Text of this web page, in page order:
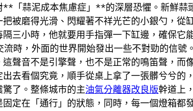
「蒜泥成本焦慮症」**的深層恐懼。新鮮蒜
被磨得光滑、閃耀著不祥光芒的小銀勺，從
三小時，他就要用手指彈一下缸邊，確保它
時，外面的世界開始發出一些不對勁的信號
音不是引擎聲，也不是正常的鳴笛聲，而
去看個究竟，順手從桌上拿了一張髒兮兮的
了。整條城市的主油氣分離器改良版幹道上
定在「通行」的狀態，同時，每一個燈箱都